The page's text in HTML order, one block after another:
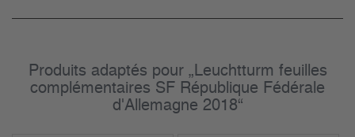
Produits adaptés pour „Leuchtturm feuilles
complémentaires SF République Fédérale
d'Allemagne 2018“